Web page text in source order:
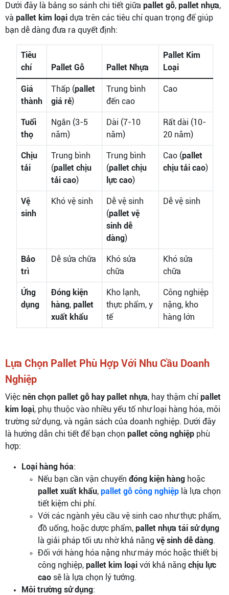
Dưới đây là bảng so sánh chi tiết giữa pallet gỗ, pallet nhựa,
và pallet kim loại dựa trên các tiêu chí quan trọng để giúp
bạn dễ dàng đưa ra quyết định:
Tiêu
chí
Pallet Gỗ Pallet Nhựa
Pallet Kim
Loại
Giá
thành
Thấp (pallet
giá rẻ)
Trung bình
đến cao
Cao
Tuổi
thọ
Ngắn (3-5
năm)
Dài (7-10
năm)
Rất dài (10-
20 năm)
Chịu
tải
Trung bình
(pallet chịu
tải cao)
Trung bình
(pallet chịu
lực cao)
Cao (pallet
chịu tải cao)
Vệ
sinh
Khó vệ sinh
Dễ vệ sinh
(pallet vệ
sinh dễ
dàng)
Dễ vệ sinh
Bảo
trì
Dễ sửa chữa
Khó sửa
chữa
Khó sửa
chữa
Ứng
dụng
Đóng kiện
hàng, pallet
xuất khẩu
Kho lạnh,
thực phẩm, y
tế
Công nghiệp
nặng, kho
hàng lớn
Lựa Chọn Pallet Phù Hợp Với Nhu Cầu Doanh
Nghiệp
Việc nên chọn pallet gỗ hay pallet nhựa, hay thậm chípallet
kim loại, phụ thuộc vào nhiều yếu tố như loại hàng hóa, môi
trường sử dụng, và ngân sách của doanh nghiệp. Dưới đây
là hướng dẫn chi tiết để bạn chọn pallet công nghiệp phù
hợp:
Loại hàng hóa:
Nếu bạn cần vận chuyển đóng kiện hàng hoặc
pallet xuất khẩu, pallet gỗ công nghiệp là lựa chọn
tiết kiệm chi phí.
Với các ngành yêu cầu vệ sinh cao như thực phẩm,
đồ uống, hoặc dược phẩm, pallet nhựa tái sử dụng
là giải pháp tối ưu nhờ khả năng vệ sinh dễ dàng.
Đối với hàng hóa nặng như máy móc hoặc thiết bị
công nghiệp, pallet kim loại với khả năng chịu lực
cao sẽ là lựa chọn lý tưởng.
Môi trường sử dụng: